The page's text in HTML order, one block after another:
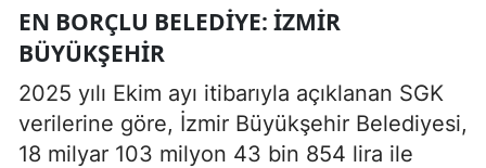
EN BORÇLU BELEDIYE: İZMIR
BÜYÜKŞEHIR
2025 yılı Ekim ayı itibarıyla açıklanan SGK
verilerine göre, İzmir Büyükşehir Belediyesi,
18 milyar 103 milyon 43 bin 854 lira ile